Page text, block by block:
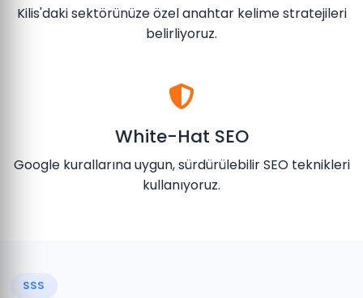
Kilis'daki sektörünüze özel anahtar kelime stratejileri
belirliyoruz.
White-Hat SEO
Google kurallarına uygun, sürdürülebilir SEO teknikleri
kullanıyoruz.
SSS